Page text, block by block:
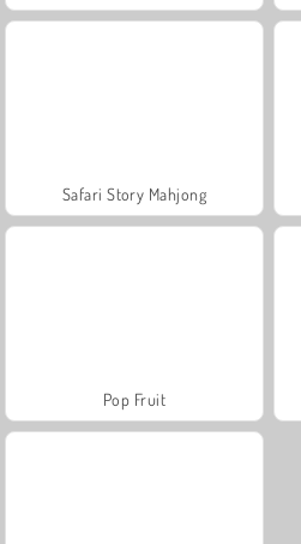
Safari Story Mahjong
Pop Fruit